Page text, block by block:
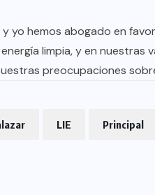
y yo hemos abogado en
limpia, y en nuestras
preocupaciones
LIE Principal